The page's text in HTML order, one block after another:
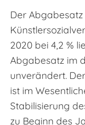
Der Abgabesatz
2020 bei 4,2 %
Abgabesatz im
unverändert.
ist im
Stabilisierung
zu Beginn des